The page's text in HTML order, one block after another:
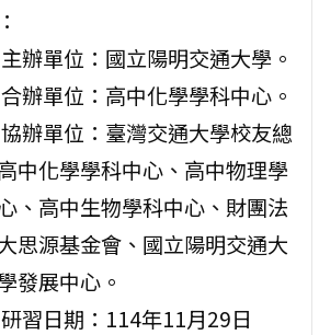
辦單位：國立陽明交通大學。
辦單位：高中化學學科中心。
辦單位：臺灣交通大學校友總
中化學學科中心、高中物理學
、高中生物學科中心、財團法
思源基金會、國立陽明交通大
發展中心。
習日期：114年11月29日